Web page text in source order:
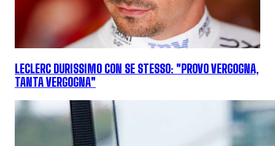
LECLERC DURISSIMO CON SE STESSO: "PROVO VERGOGNA,
TANTA VERGOGNA"